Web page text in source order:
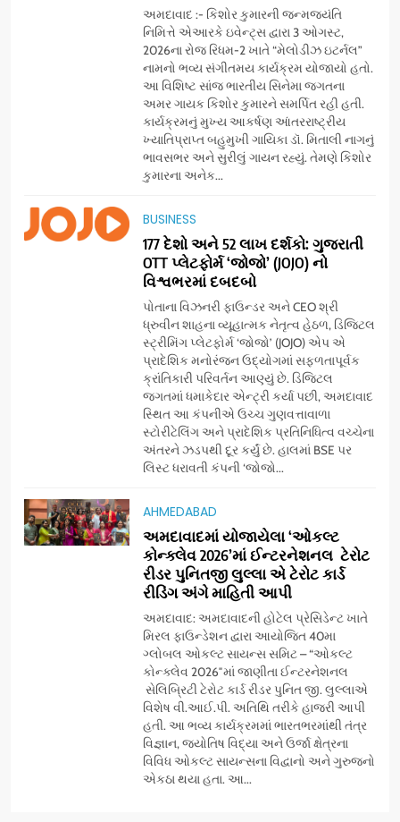
અમદાવાદ :- કિશોર કુમારની જન્મજયંતિ
નિમિત્તે એઆરકે ઇવેન્ટ્સ દ્વારા 3 ઓગસ્ટ,
2026ના રોજ રિધમ-2 ખાતે “મેલોડીઝ ઇટર્નલ”
નામનો ભવ્ય સંગીતમય કાર્યક્રમ યોજાયો હતો.
આ વિશિષ્ટ સાંજ ભારતીય સિનેમા જગતના
અમર ગાયક કિશોર કુમારને સમર્પિત રહી હતી.
કાર્યક્રમનું મુખ્ય આકર્ષણ આંતરરાષ્ટ્રીય
ખ્યાતિપ્રાપ્ત બહુમુખી ગાયિકા ડૉ. મિતાલી નાગનું
ભાવસભર અને સુરીલું ગાયન રહ્યું. તેમણે કિશોર
કુમારના અનેક...
BUSINESS
177 દેશો અને 52 લાખ દર્શકો: ગુજરાતી
OTT પ્લેટફોર્મ ‘જોજો’ (JOJO) નો
વિશ્વભરમાં દબદબો
પોતાના વિઝનરી ફાઉન્ડર અને CEO શ્રી
ધ્રુવીન શાહના વ્યૂહાત્મક નેતૃત્વ હેઠળ, ડિજિટલ
સ્ટ્રીમિંગ પ્લેટફોર્મ ‘જોજો’ (JOJO) એપ એ
પ્રાદેશિક મનોરંજન ઉદ્યોગમાં સફળતાપૂર્વક
ક્રાંતિકારી પરિવર્તન આણ્યું છે. ડિજિટલ
જગતમાં ધમાકેદાર એન્ટ્રી કર્યા પછી, અમદાવાદ
સ્થિત આ કંપનીએ ઉચ્ચ ગુણવત્તાવાળા
સ્ટોરીટેલિંગ અને પ્રાદેશિક પ્રતિનિધિત્વ વચ્ચેના
અંતરને ઝડપથી દૂર કર્યું છે. હાલમાં BSE પર
લિસ્ટ ધરાવતી કંપની ‘જોજો...
AHMEDABAD
અમદાવાદમાં યોજાયેલા ‘ઓકલ્ટ
કોન્ક્લેવ 2026’માં ઈન્ટરનેશનલ ટેરોટ
રીડર પુનિતજી લુલ્લા એ ટેરોટ કાર્ડ
રીડિંગ અંગે માહિતી આપી
અમદાવાદ: અમદાવાદની હોટેલ પ્રેસિડેન્ટ ખાતે
મિરલ ફાઉન્ડેશન દ્વારા આયોજિત 40મા
ગ્લોબલ ઓકલ્ટ સાયન્સ સમિટ – “ઓકલ્ટ
કોન્ક્લેવ 2026″માં જાણીતા ઈન્ટરનેશનલ
સેલિબ્રિટી ટેરોટ કાર્ડ રીડર પુનિત જી. લુલ્લાએ
વિશેષ વી.આઈ.પી. અતિથિ તરીકે હાજરી આપી
હતી. આ ભવ્ય કાર્યક્રમમાં ભારતભરમાંથી તંત્ર
વિજ્ઞાન, જ્યોતિષ વિદ્યા અને ઉર્જા ક્ષેત્રના
વિવિધ ઓકલ્ટ સાયન્સના વિદ્વાનો અને ગુરુજનો
એકઠા થયા હતા. આ...
સેમસંગ વિશ્વ યુવા કૌશલ્ય
દિવસની ઉજવણી કરે છે, સેમસંગ
દોસ્ત કૌશલ્ય વિકાસ કાર્યક્રમના
30 ટોચના પ્રતિભાશાળી
વિદ્યાર્થીઓનું સન્માન કરે છે
BUSINESS CSR
આયુદા ઓર્ગેનિક્સ દ્વારા
ગુજરાતના 5 શહેરોમાં રિટેલ સ્ટોર્સ
અને ગીર ગાયના વૈદિક વલોણા ઘી-
દૂધની શુદ્ધ સેવાઓ સાથે વ્યાપક
વિસ્તરણ
BUSINESS
‘ગેટ સેટ ગો’ નું પાવર-પેક્ડ ટ્રેલર
મળશે
ENTERTAINMENT
અમદાવાદમાં ભારે વરસાદ વચ્ચે
ફિલ્મ ‘ગેટ સેટ ગો’ની ‘ટીમ
ચિરંજીવી’ માનવતાના કાર્ય માટે
આગળ આવી: ગુલબાઈ ટેકરાના
પ્રભાવિત પરિવારોને ફૂડ પેકેટ્સ
અને પીવાના પાણીનું વિતરણ કર્યું
AHMEDABAD CSR
ડો. મિતાલી નાગ (આર્ક ઇવેન્ટ્સ)
દ્વારા કિશોર કુમારની જન્મજયંતિ
નિમિત્તે સંગીતમય શ્રદ્ધાંજલિ
AHMEDABAD